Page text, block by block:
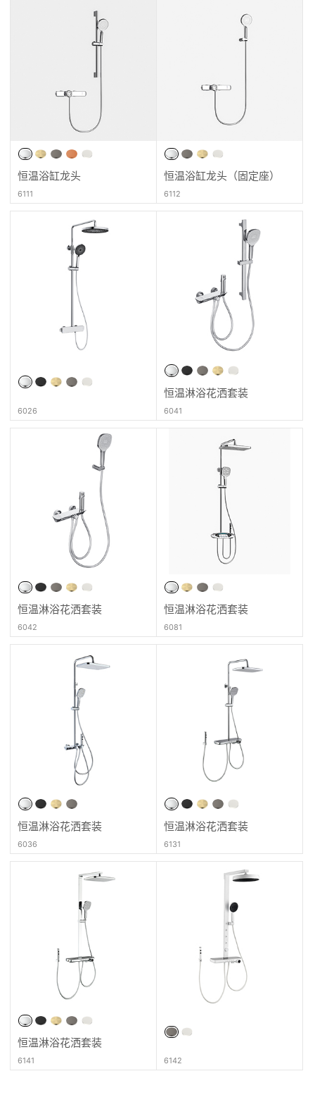
恒温浴缸龙头
6111
恒温浴缸龙头（固定座）
6112
6026
恒温淋浴花洒套装
6041
恒温淋浴花洒套装
6042
恒温淋浴花洒套装
6081
恒温淋浴花洒套装
6036
恒温淋浴花洒套装
6131
恒温淋浴花洒套装
6141 6142